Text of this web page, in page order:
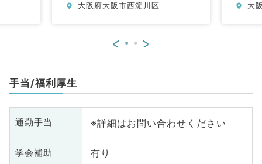
科、腎臓内科、老年内科、血液内
大阪府大阪市西淀川区 大
< >
手当/福利厚生
通勤手当 ※詳細はお問い合わせください
学会補助 有り